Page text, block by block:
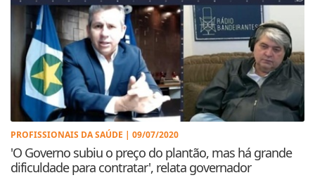
PROFISSIONAIS DA SAÚDE | 09/07/2020
'O Governo subiu o preço do plantão, mas há grande
dificuldade para contratar', relata governador